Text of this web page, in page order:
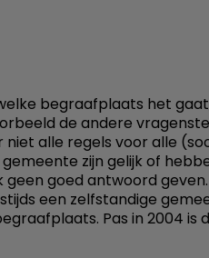
begraafplaats het
de andere
niet alle regels voor alle
zijn gelijk of
geen goed antwoord geven.
een zelfstandige
Pas in 2004 is